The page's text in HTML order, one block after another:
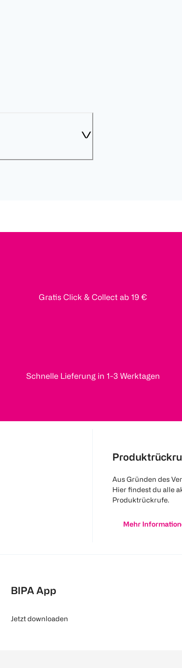
Gratis Click & Collect ab 19 €
Schnelle Lieferung in 1-3 Werktagen
Aus Gründen des
Hier findest du alle
Produktrückrufe.
Mehr
BIPA App
Jetzt downloaden